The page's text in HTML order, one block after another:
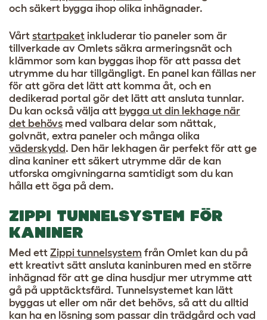
och säkert bygga ihop olika inhägnader.
Vårt startpaket inkluderar tio paneler som är
tillverkade av Omlets säkra armeringsnät och
klämmor som kan byggas ihop för att passa det
utrymme du har tillgängligt. En panel kan fällas ner
för att göra det lätt att komma åt, och en
dedikerad portal gör det lätt att ansluta tunnlar.
Du kan också välja att bygga ut din lekhage när
det behövs med valbara delar som nättak,
golvnät, extra paneler och många olika
väderskydd. Den här lekhagen är perfekt för att ge
dina kaniner ett säkert utrymme där de kan
utforska omgivningarna samtidigt som du kan
hålla ett öga på dem.
ZIPPI TUNNELSYSTEM FÖR
KANINER
Med ett Zippi tunnelsystem från Omlet kan du på
ett kreativt sätt ansluta kaninburen med en större
inhägnad för att ge dina husdjur mer utrymme att
gå på upptäcktsfärd. Tunnelsystemet kan lätt
byggas ut eller om när det behövs, så att du alltid
kan ha en lösning som passar din trädgård och vad